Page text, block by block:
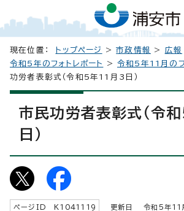
現在位置： トップページ >市政情報 > 広報
令和5年のフォトレポート
>令和5年11月のフ
功労者表彰式（令和5年11月3日）
市民功労者表彰式（令
日）
ページID K 1041119 更新日 令和5年11